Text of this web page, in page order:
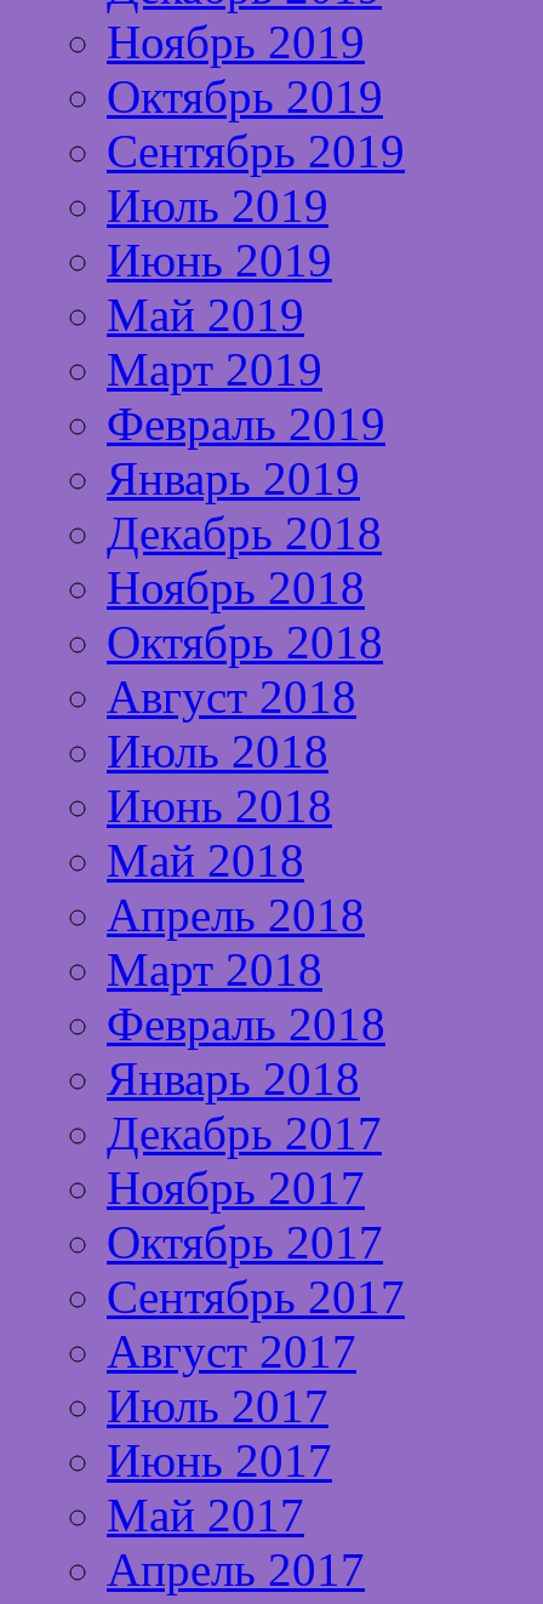
Ноябрь 2019
Октябрь 2019
Сентябрь 2019
Июль 2019
Июнь 2019
Май 2019
Март 2019
Февраль 2019
Январь 2019
Декабрь 2018
Ноябрь 2018
Октябрь 2018
Август 2018
Июль 2018
Июнь 2018
Май 2018
Апрель 2018
Март 2018
Февраль 2018
Январь 2018
Декабрь 2017
Ноябрь 2017
Октябрь 2017
Сентябрь 2017
Август 2017
Июль 2017
Июнь 2017
Май 2017
Апрель 2017